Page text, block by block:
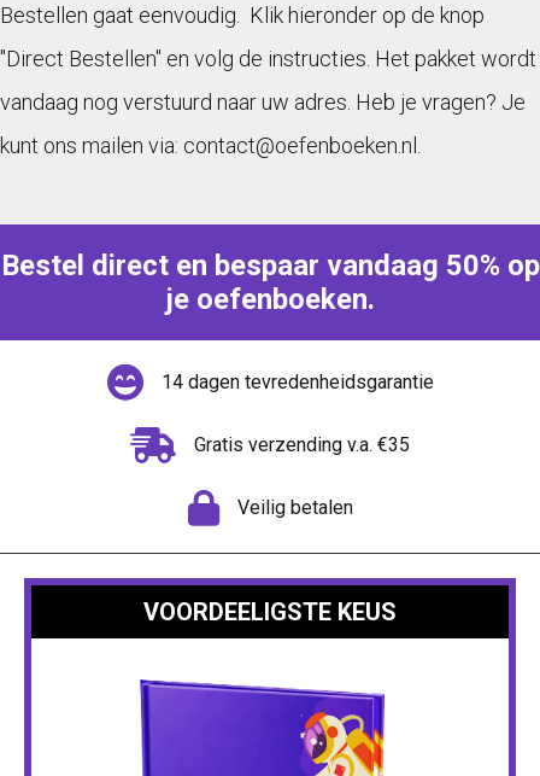
Bestellen gaat eenvoudig. Klik hieronder op de knop
"Direct Bestellen" en volg de instructies. Het pakket wordt
vandaag nog verstuurd naar uw adres. Heb je vragen? Je
kunt ons mailen via: contact@oefenboeken.nl.
Bestel direct en bespaar vandaag 50% op
je oefenboeken.
14 dagen tevredenheidsgarantie
Gratis verzending v.a. €35
Veilig betalen
VOORDEELIGSTE KEUS